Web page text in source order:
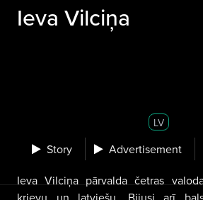
Ieva Vilciņa
LV
Story Advertisement
Ieva Vilciņa pārvalda četras